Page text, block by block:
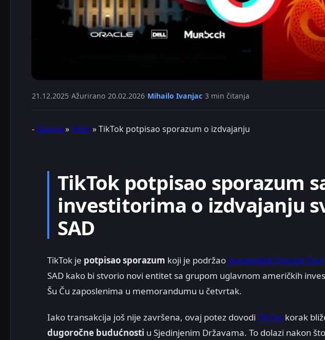
21.12.2025 Ažurirano 20.02.2026 Mihailo Ivanjac 3 min čitanja
- Glavna »Vesti »TikTok potpisao sporazum o izdvajanju
TikTok potpisao sporazum
investitorima o izdvajanju
SAD
TikTok je potpisao sporazum koji je podržao predsednik Donald
SAD kako bi stvorio novi entitet sa grupom uglavnom američkih
Šu Ču zaposlenima u memorandumu u četvrtak.
Iako transakcija još nije završena, ovaj potez dovodi TikTok korak
dugoročne budućnosti u Sjedinjenim Državama. To dolazi nakon